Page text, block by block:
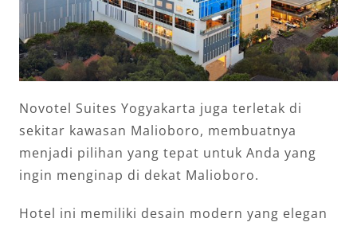
Novotel Suites Yogyakarta juga terletak di
sekitar kawasan Malioboro, membuatnya
menjadi pilihan yang tepat untuk Anda yang
ingin menginap di dekat Malioboro.
Hotel ini memiliki desain modern yang elegan